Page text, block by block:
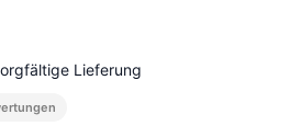
Lieferung